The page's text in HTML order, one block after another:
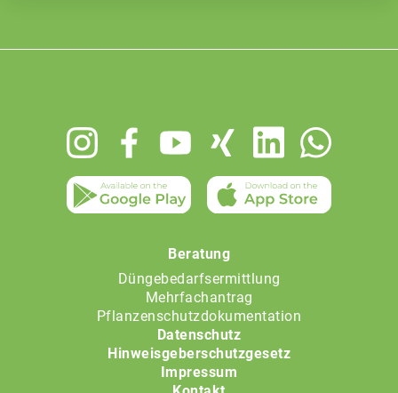
Beratung
Düngebedarfsermittlung
Mehrfachantrag
Pflanzenschutzdokumentation
Datenschutz
Hinweisgeberschutzgesetz
Impressum